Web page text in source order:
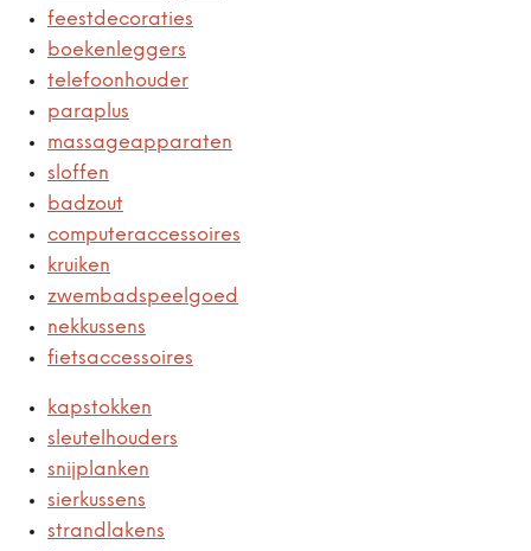
feestdecoraties
boekenleggers
telefoonhouder
paraplus
massageapparaten
sloffen
badzout
computeraccessoires
kruiken
zwembadspeelgoed
nekkussens
fietsaccessoires
kapstokken
sleutelhouders
snijplanken
sierkussens
strandlakens